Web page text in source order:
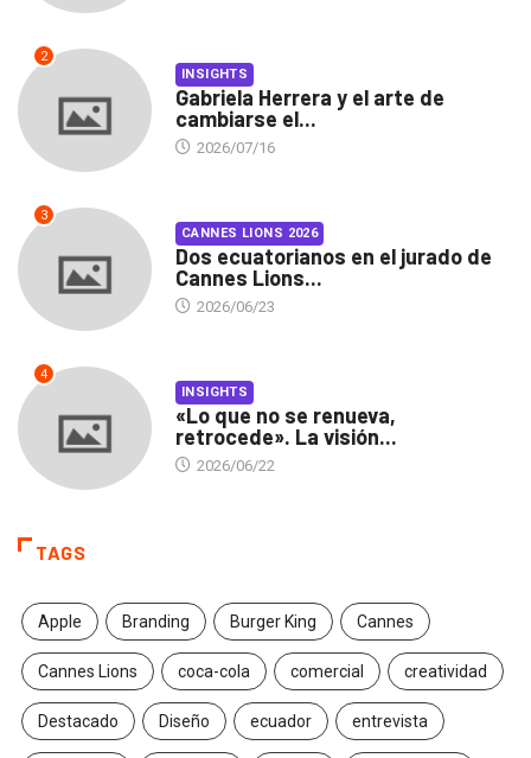
2
INSIGHTS
Gabriela Herrera y el arte de
cambiarse el...
2026/07/16
3
CANNES LIONS 2026
Dos ecuatorianos en el jurado de
Cannes Lions...
2026/06/23
4
INSIGHTS
«Lo que no se renueva,
retrocede». La visión...
2026/06/22
TAGS
Apple Branding Burger King Cannes
Cannes Lions coca-cola comercial creatividad
Destacado Diseño ecuador entrevista